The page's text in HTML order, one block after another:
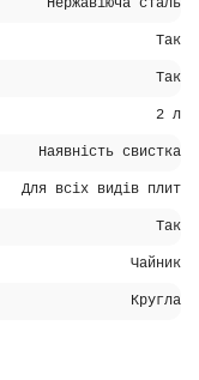
Нержавіюча сталь
Так
Так
2 л
Наявність свистка
Для всіх видів плит
Так
Чайник
Кругла